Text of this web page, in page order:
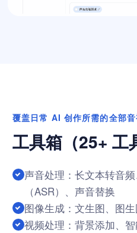
覆盖日常 AI 创作所需的全部
工具箱（25+ 工
声音处理：长文本转音
（ASR）、声音替换
图像生成：文生图、图
视频处理：背景添加、